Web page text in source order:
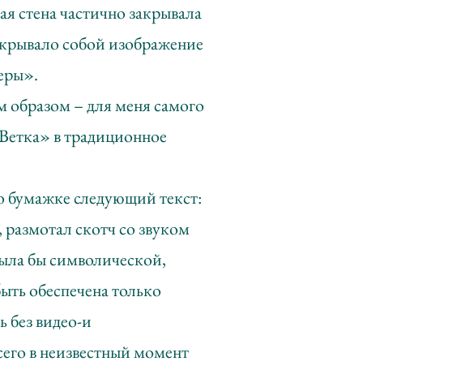
стена частично закрывала
собой изображение
– для меня самого
в традиционное
бумажке следующий текст:
скотч со звуком
бы символической,
обеспечена только
видео-и
в неизвестный момент